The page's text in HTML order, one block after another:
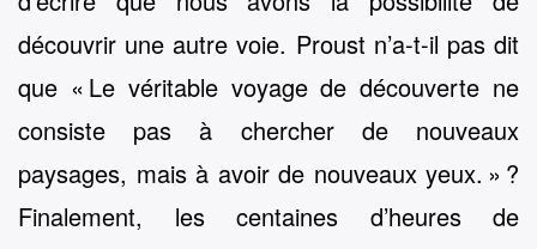
découvrir une autre voie. Proust n’a-t-il pas dit
que « Le véritable voyage de découverte ne
consiste pas à chercher de nouveaux
paysages, mais à avoir de nouveaux yeux. » ?
Finalement, les centaines d’heures de